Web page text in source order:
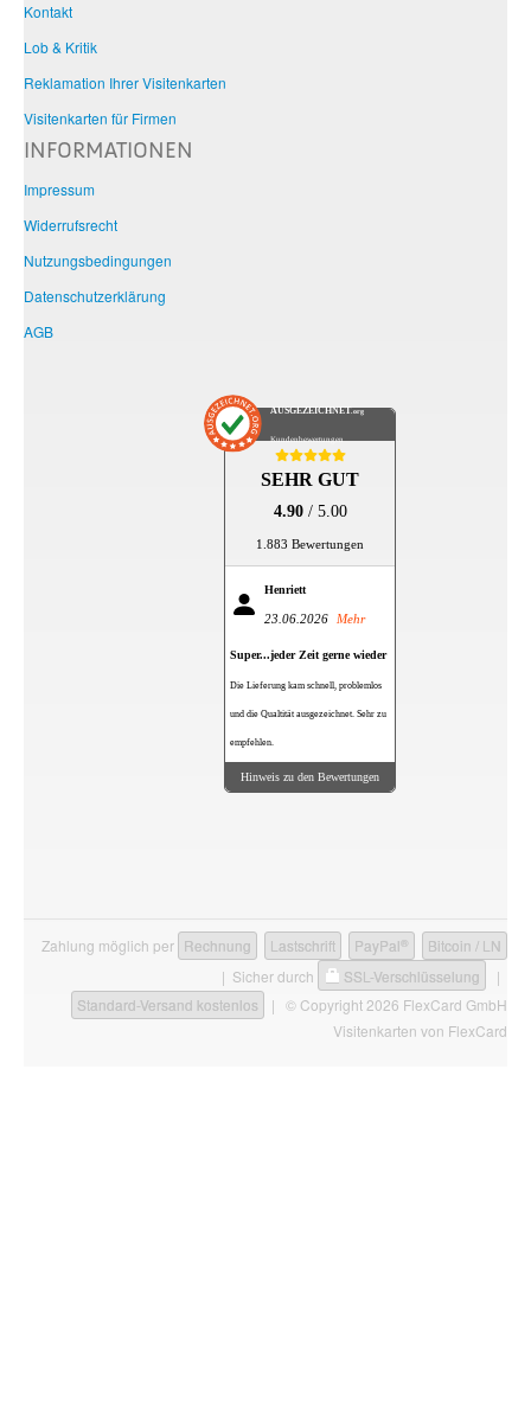
Kontakt
Lob & Kritik
Reklamation Ihrer Visitenkarten
Visitenkarten für Firmen
INFORMATIONEN
Impressum
Widerrufsrecht
Nutzungsbedingungen
Datenschutzerklärung
AGB
AUSGEZEICHNET .org
Kundenbewertungen
SEHR GUT
4.90 / 5.00
1.883 Bewertungen
Henriett
23.06.2026 Mehr
Super...jeder Zeit gerne wieder
Die Lieferung kam schnell, problemlos
und die Qualtität ausgezeichnet. Sehr zu
empfehlen.
Hinweis zu den Bewertungen
Zahlung möglich per Rechnung Lastschrift PayPal ®
Bitcoin / LN
| Sicher durch
SSL-Verschlüsselung
|
Standard-Versand kostenlos
| © Copyright 2026 FlexCard GmbH
Visitenkarten von FlexCard